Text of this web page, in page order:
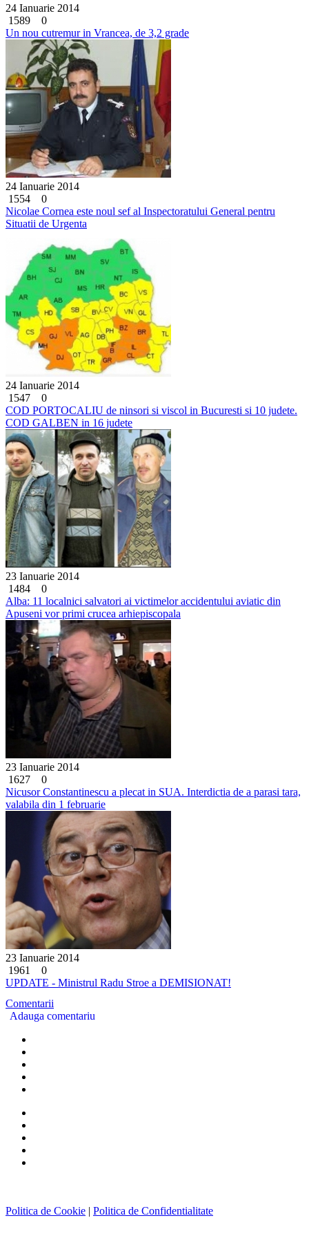
24 Ianuarie 2014
1589
0
Un nou cutremur in Vrancea, de 3,2 grade
24 Ianuarie 2014
1554
0
Nicolae Cornea este noul sef al Inspectoratului General pentru
Situatii de Urgenta
24 Ianuarie 2014
1547
0
COD PORTOCALIU de ninsori si viscol in Bucuresti si 10 judete.
COD GALBEN in 16 judete
23 Ianuarie 2014
1484
0
Alba: 11 localnici salvatori ai victimelor accidentului aviatic din
Apuseni vor primi crucea arhiepiscopala
23 Ianuarie 2014
1627
0
Nicusor Constantinescu a plecat in SUA. Interdictia de a parasi tara,
valabila din 1 februarie
23 Ianuarie 2014
1961
0
UPDATE - Ministrul Radu Stroe a DEMISIONAT!
Comentarii
Adauga comentariu
Politica de Cookie | Politica de Confidentialitate